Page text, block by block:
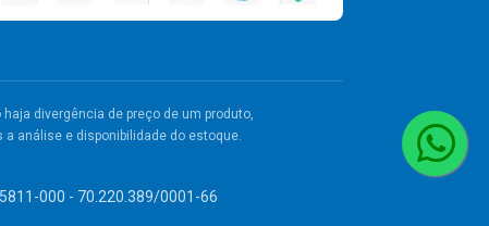
divergência de preço de um produto,
análise e disponibilidade do estoque.
000 - 70.220.389/0001-66